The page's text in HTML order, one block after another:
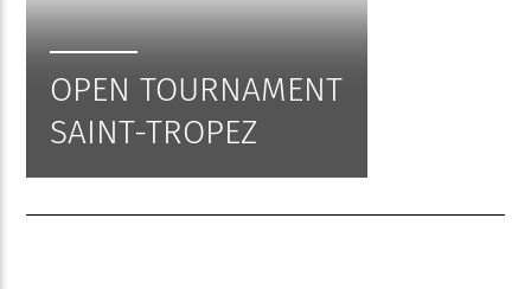
OPEN TOURNAMENT
SAINT-TROPEZ